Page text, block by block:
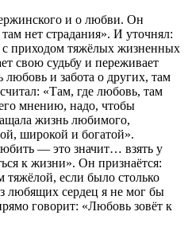
и о любви. Он
нет страдания». И уточнял:
с приходом тяжёлых жизненных
свою судьбу и переживает
и забота о других, там
«Там, где любовь, там
мнению, надо, чтобы
жизнь любимого,
широкой и богатой».
— это значит… взять у
к жизни». Он признаётся:
если было столько
любящих сердец я не мог бы
говорит: «Любовь зовёт к